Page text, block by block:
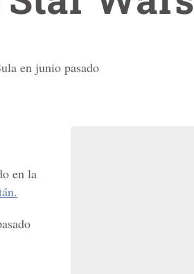
en junio pasado
en la